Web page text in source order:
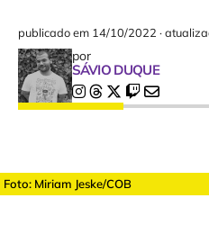
publicado em 14/10/2022 ·
por
SÁVIO DUQUE
Foto: Miriam Jeske/COB